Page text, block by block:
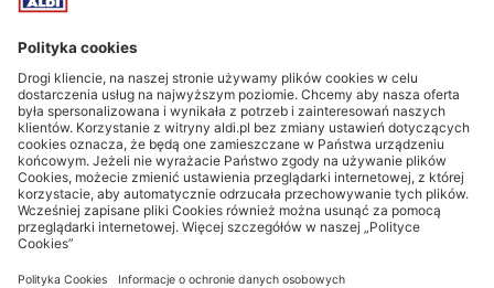
Stopka redakcyjna
Zgody Cookies
Obserwuj nas